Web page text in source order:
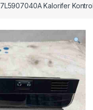
7L5907040A Kalorifer